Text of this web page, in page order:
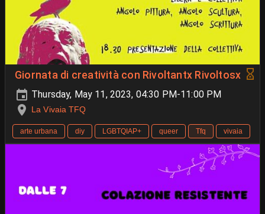
Giornata di creatività con Rivoltantx Rivoltosx
Thursday, May 11, 2023, 04:30 PM-11:00 PM
La Vivaia TFQ
arte urbana diy LGBTQIAP+ queer Tfq vivaia